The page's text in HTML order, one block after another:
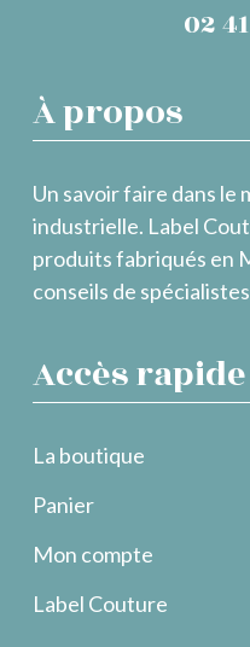
02
À propos
Un savoir faire dans le
industrielle. Label
produits fabriqués en
conseils de
Accès rapide
La boutique
Panier
Mon compte
Label Couture